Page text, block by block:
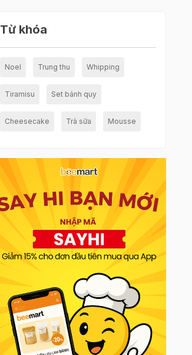
Từ khóa
Noel Trung thu Whipping
Tiramisu Set bánh quy
Cheesecake Trà sữa Mousse